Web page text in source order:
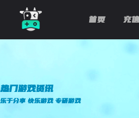
首页 充
热门游戏资讯
乐于分享 快乐游戏 专研游戏